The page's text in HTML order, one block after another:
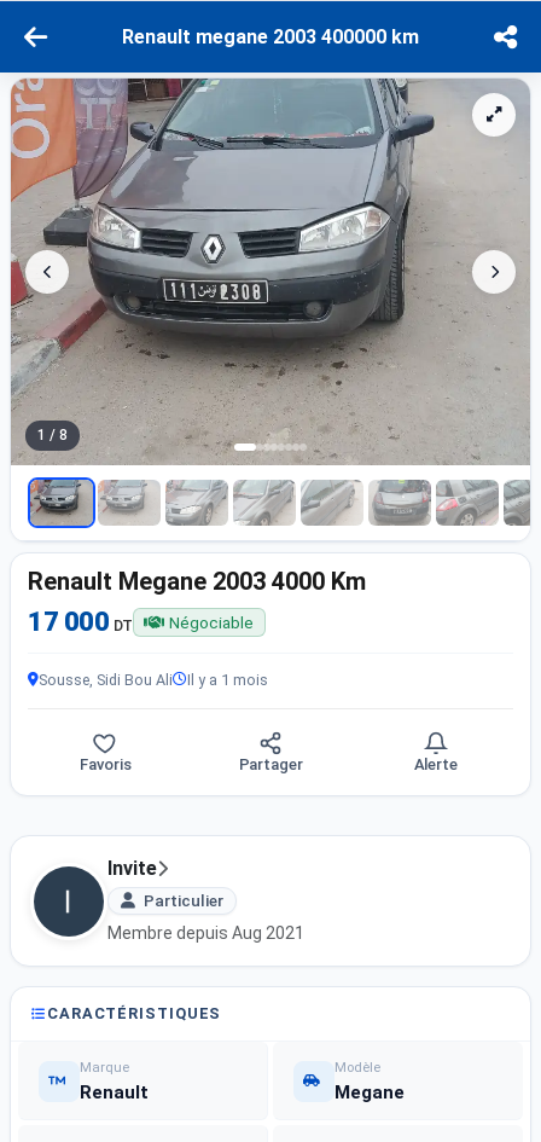
Renault megane 2003 400000 km
1 / 8
Renault Megane 2003 4000 Km
17 000 DT Négociable
Sousse, Sidi Bou Ali Il y a 1 mois
Favoris Partager Alerte
Invite
Particulier
Membre depuis Aug 2021
CARACTÉRISTIQUES
Marque
Renault
Modèle
Megane